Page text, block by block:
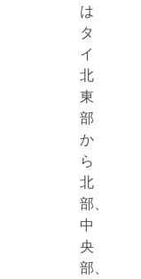
は
タ
イ
北
東
部
か
ら
北
部、
中
央
部、